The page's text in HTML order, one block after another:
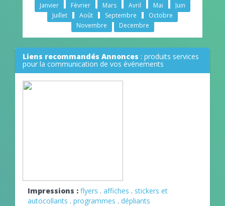
Janvier Février Mars Avril Mai
Juin
Juillet
Août Septembre
Octobre
Novembre
Decembre
Liens recommandés Annonces : produits services
pour la communication de vos événements
Impressions : flyers . affiches . stickers et
autocollants . programmes . dépliants